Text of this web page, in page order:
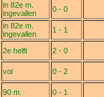
in 82e m.
ingevallen
0 - 0
in 82e m.
ingevallen
1 - 1
2e helft
2 - 0
vol
0 - 2
90 m.
0 - 1